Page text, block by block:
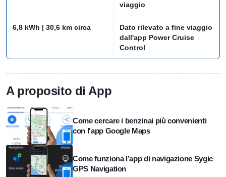
viaggio
6,8 kWh | 30,6 km circa
Dato rilevato a fine viaggio
dall'app Power Cruise
Control
A proposito di App
Come cercare i benzinai più convenienti
con l'app Google Maps
Come funziona l’app di navigazione Sygic
GPS Navigation